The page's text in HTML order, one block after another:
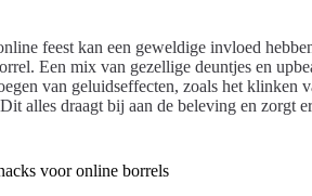
feest kan een geweldige invloed
Een mix van gezellige deuntjes en
van geluidseffecten, zoals het klinken
alles draagt bij aan de beleving en zorgt
voor online borrels